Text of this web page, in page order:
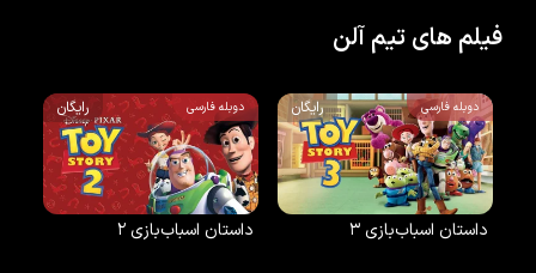
فیلم های تیم آلن
دوبله فارسی رایگان
داستان اسباب‌بازی ۳
دوبله فارسی رایگان
داستان اسباب‌بازی ۲